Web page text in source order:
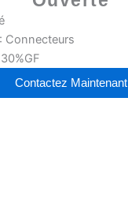
Connecteurs
Contactez Maintenant